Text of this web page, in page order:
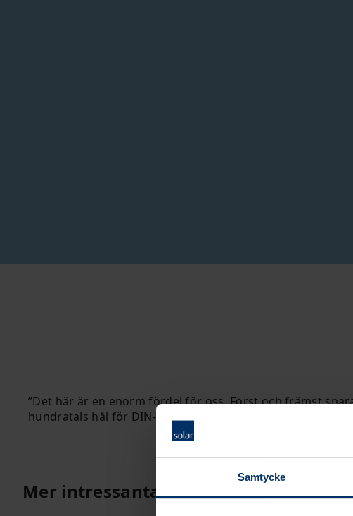
Samtycke
Det här är en enorm fördel för oss. Först och främst
hundratals hål för DIN-skenor, kabelkanaler och olika
Mer intressanta arbetsuppgifter